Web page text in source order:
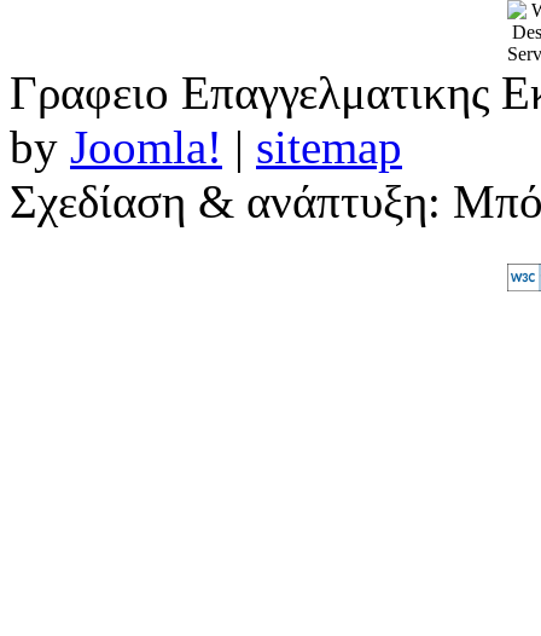
Γραφειο Επαγγελματικης
by Joomla! | sitemap
Σχεδίαση & ανάπτυξη: